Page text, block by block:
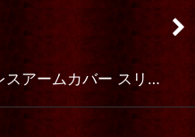
アームカバー スリ…